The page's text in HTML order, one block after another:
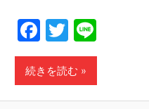
Facebook
Twitter
続きを読む